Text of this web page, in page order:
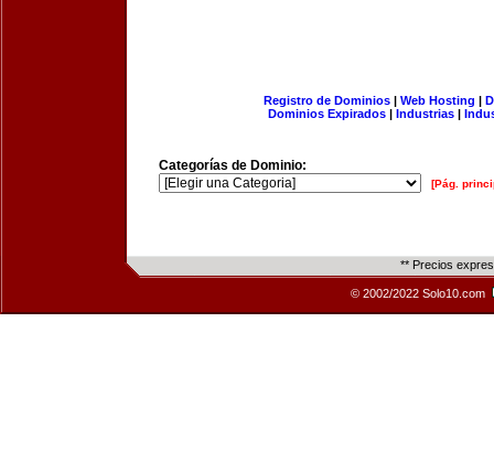
Registro de Dominios| Web Hosting |
Dominios Expirados | Industrias |
Categorías de Dominio:
[Pág.
** Precios
© 2002/2022 Solo10.com